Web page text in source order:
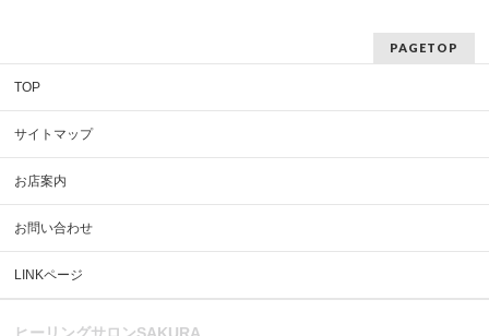
PAGETOP
TOP
サイトマップ
お店案内
お問い合わせ
LINKページ